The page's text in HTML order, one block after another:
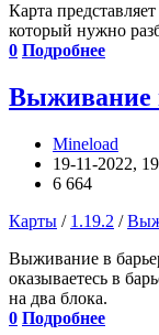
Карта
который нужно
0 Подробнее
Выживание
Mineload
19-11-2022,
6 664
Карты / 1.19.2 /
Выживание в
оказываетесь в
на два блока.
0 Подробнее